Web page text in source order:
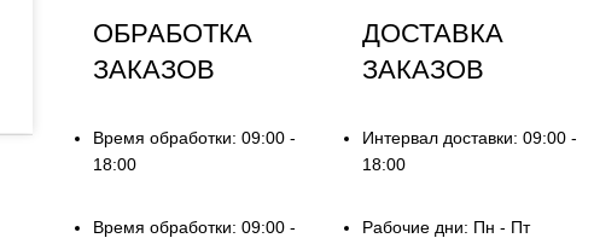
ОБРАБОТКА
ЗАКАЗОВ
Время обработки: 09:00 -
18:00
Время обработки: 09:00 -
ДОСТАВКА
ЗАКАЗОВ
Интервал доставки: 09:00 -
18:00
Рабочие дни: Пн - Пт